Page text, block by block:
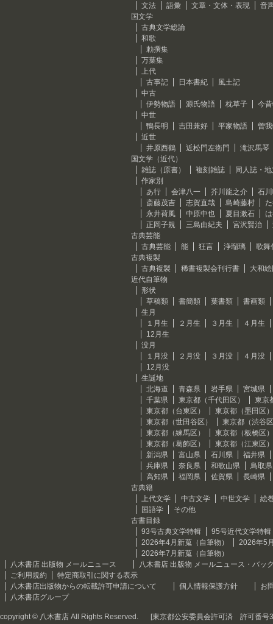
文法
語彙 文章・文体・表現
音
国文学
古典文学総論
和歌
勅撰集
万葉集
上代
古事記
日本書紀
風土記
中古
伊勢物語
源氏物語 枕草子
今
中世
鴨長明
吉田兼好 平家物語
曽
近世
井原西鶴
近松門左衛門
滝沢馬琴
国文学（近代）
雑誌（原書）
複刻雑誌
同人誌・
作家別
あ行
会津八一 芥川龍之介
石
斎藤茂吉
志賀直哉 島崎藤村
永井荷風
中原中也 夏目漱石
正岡子規
三島由紀夫 宮沢賢治
古典芸能
古典芸能
能 狂言 浄瑠璃
歌舞
古典複製
古典複製
稀書複製会刊行書
大和
近代自筆物
形状
草稿類
書簡類 葉書類
書画類
生月
１月生
２月生 ３月生
４月生
12月生
没月
１月没
２月没 ３月没
４月没
12月没
生誕地
北海道
青森県 岩手県
宮城県
千葉県
東京都（千代田区）
東京
東京都（台東区）
東京都（墨田区）
東京都（世田谷区）
東京都（渋谷
東京都（練馬区）
東京都（板橋区）
東京都（葛飾区）
東京都（江東区）
新潟県
富山県 石川県
福井県
兵庫県
奈良県 和歌山県
鳥取県
高知県
福岡県 佐賀県
長崎県
古典籍
上代文学
中古文学 中世文学
絵
国語学
その他
古書目録
93号古典文学特輯
95号近代文学特輯
2026年4月新蒐（自筆物）
2026年5
2026年7月新蒐（自筆物）
八木書店 出版物 メールニュース
八木書店 出版物 メールニュース・バッ
ご利用規約
特定商取引に関する表示
八木書店出版物からの転載許可申請について
個人情報保護方針
お
八木書店グループ
copyright © 八木書店 All Rights Reserved. [東京都公安委員会許可済 許可番号